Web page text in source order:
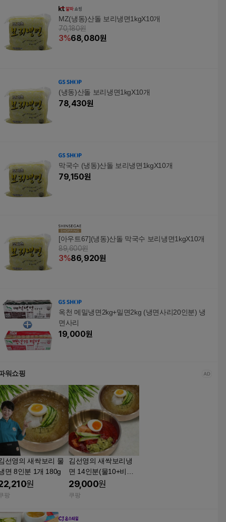
MZ(냉동)산돌 보리냉면1kgX10개
70,180원
3%68,080원
(냉동)산돌 보리냉면1kgX10개
78,430원
막국수 (냉동)산돌 보리냉면1kgX10개
79,150원
[아우트67](냉동)산돌 막국수 보리냉면1kgX10개
89,600원
3%86,920원
옥천 메밀냉면2kg+밀면2kg (냉면사리20인분) 냉
면사리
19,000원
워쇼핑
선영의 새싹보리 물
냉면 8인분 1개 180g
원
팡
김선영의 새싹보리냉
면 14인분(물10+비빔
4) 180g 1세트
29,000원
쿠팡